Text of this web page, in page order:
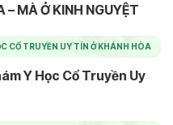
– MÀ Ở KINH NGUYỆT
CỔ TRUYỀN UY TÍN Ở KHÁNH HÒA
Y Học Cổ Truyền Uy